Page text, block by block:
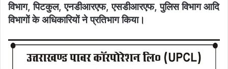
विभाग, पिटकुल, एनडीआरएफ, एसडीआरएफ, पुलिस विभाग आदि
विभागों के अधिकारियों ने प्रतिभाग किया।